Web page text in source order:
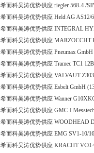
希而科吴涛优势供应 riegler 568-4 /
希而科吴涛优势供应 Held AG AS12/
希而科吴涛优势供应 INTEGRAL
希而科吴涛优势供应 MARZOCCHT
希而科吴涛优势供应 Pneumax
希而科吴涛优势供应 Tramec TC1
希而科吴涛优势供应 VALVAUT
希而科吴涛优势供应 Esbelt GmbH
希而科吴涛优势供应 Wanner
希而科吴涛优势供应 GMC-I
希而科吴涛优势供应 WOODHEAD
希而科吴涛优势供应 EMG SV1-10/
希而科吴涛优势供应 KRACHT